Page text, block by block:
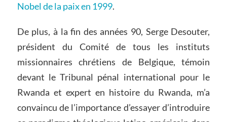
Nobel de la paix en 1999.
De plus, à la fin des années 90, Serge Desouter,
président du Comité de tous les instituts
missionnaires chrétiens de Belgique, témoin
devant le Tribunal pénal international pour le
Rwanda et expert en histoire du Rwanda, m’a
convaincu de l’importance d’essayer d’introduire